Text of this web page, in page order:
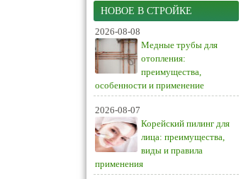
НОВОЕ В СТРОЙКЕ
2026-08-08
Медные трубы для
отопления:
преимущества,
особенности и применение
2026-08-07
Корейский пилинг для
лица: преимущества,
виды и правила
применения